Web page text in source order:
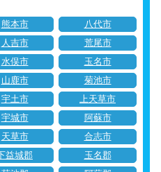
熊本市
八代市
人吉市
荒尾市
水俣市
玉名市
山鹿市
菊池市
宇土市
上天草市
宇城市
阿蘇市
天草市
合志市
下益城郡
玉名郡